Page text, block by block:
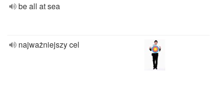
be all at sea
najważniejszy cel